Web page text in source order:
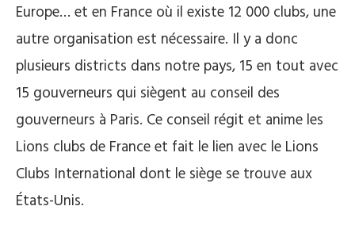
Europe… et en France où il existe 12 000 clubs, une
autre organisation est nécessaire. Il y a donc
plusieurs districts dans notre pays, 15 en tout avec
15 gouverneurs qui siègent au conseil des
gouverneurs à Paris. Ce conseil régit et anime les
Lions clubs de France et fait le lien avec le Lions
Clubs International dont le siège se trouve aux
États-Unis.